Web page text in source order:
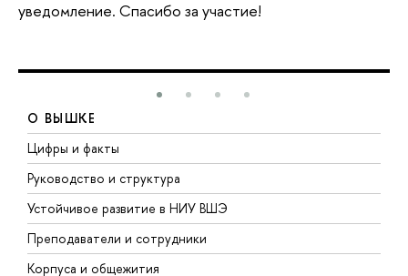
уведомление. Спасибо за участие!
О ВЫШКЕ
Цифры и факты
Руководство и структура
Устойчивое развитие в НИУ ВШЭ
Преподаватели и сотрудники
Корпуса и общежития